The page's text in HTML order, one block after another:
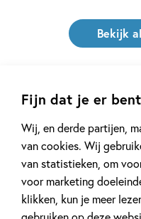
Fijn dat je er
Wij, en derde partijen,
van cookies. Wij
van statistieken, om
voor marketing
klikken, kun je meer
Bekijk
Meer van deze